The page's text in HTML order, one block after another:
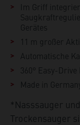
Im Griff
Gerätes
11 m großer
Automatische
360° Easy-
Made in
*Nasssauger
Trockensauger